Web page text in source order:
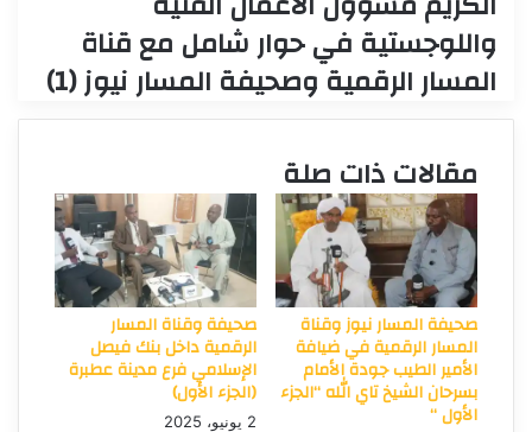
واللوجستية في حوار شامل مع قناة
المسار الرقمية وصحيفة المسار نيوز (1)
مقالات ذات صلة
صحيفة وقناة المسار
الرقمية داخل بنك فيصل
الإسلامي فرع مدينة عطبرة
(الجزء الأول)
2 يونيو، 2025
صحيفة المسار نيوز وقناة
المسار الرقمية في ضيافة
الأمير الطيب جودة الأمام
بسرحان الشيخ تاي الله “الجزء
الأول “